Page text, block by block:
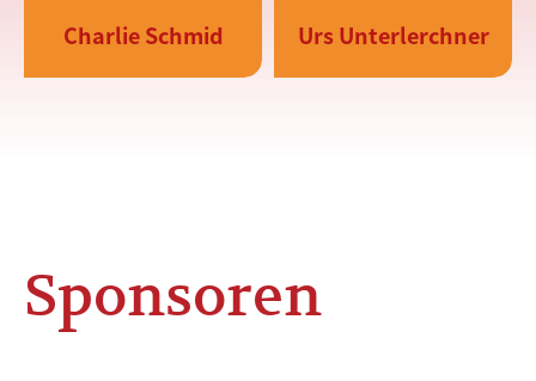
Charlie Schmid Urs Unterlerchner
Sponsoren